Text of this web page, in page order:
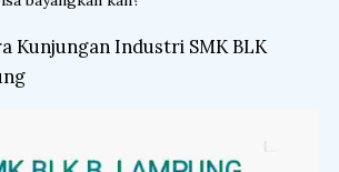
Kunjungan Industri SMK BLK